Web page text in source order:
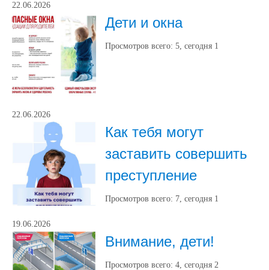
22.06.2026
Дети и окна
Просмотров всего: 5, сегодня 1
22.06.2026
Как тебя могут
заставить совершить
преступление
Просмотров всего: 7, сегодня 1
19.06.2026
Внимание, дети!
Просмотров всего: 4, сегодня 2